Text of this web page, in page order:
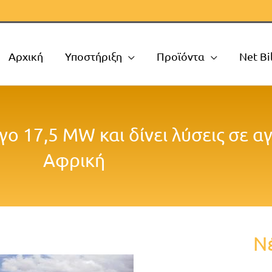
Αρχική Υποστήριξη Προϊόντα Net
17,5 MW και δίνει λύσεις σε
Αφρική